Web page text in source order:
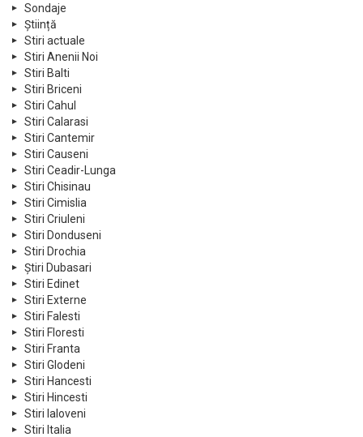
Sondaje
Știință
Stiri actuale
Stiri Anenii Noi
Stiri Balti
Stiri Briceni
Stiri Cahul
Stiri Calarasi
Stiri Cantemir
Stiri Causeni
Stiri Ceadir-Lunga
Stiri Chisinau
Stiri Cimislia
Stiri Criuleni
Stiri Donduseni
Stiri Drochia
Știri Dubasari
Stiri Edinet
Stiri Externe
Stiri Falesti
Stiri Floresti
Stiri Franta
Stiri Glodeni
Stiri Hancesti
Stiri Hincesti
Stiri Ialoveni
Stiri Italia